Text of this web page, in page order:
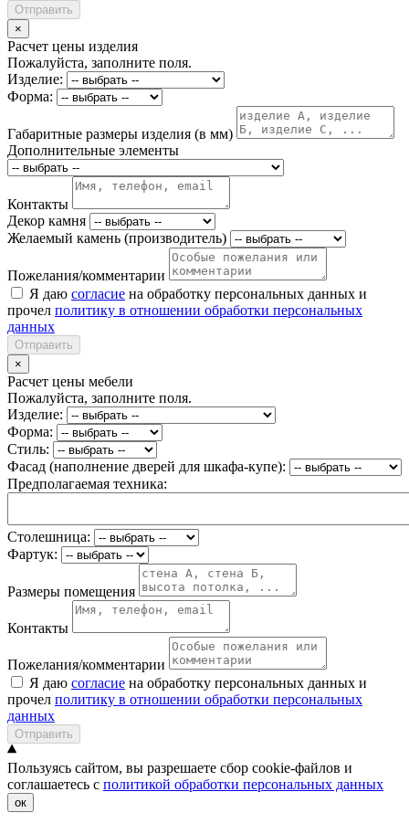
Отправить
×
Расчет цены изделия
Пожалуйста, заполните поля.
Изделие:
Форма:
Габаритные размеры изделия (в мм)
Дополнительные элементы
Контакты
Декор камня
Желаемый камень (производитель)
Пожелания/комментарии
Я даю согласие на обработку персональных данных и
прочел политику в отношении обработки персональных
данных
Отправить
×
Расчет цены мебели
Пожалуйста, заполните поля.
Изделие:
Форма:
Стиль:
Фасад (наполнение дверей для шкафа-купе):
Предполагаемая техника:
Столешница:
Фартук:
Размеры помещения
Контакты
Пожелания/комментарии
Я даю согласие на обработку персональных данных и
прочел политику в отношении обработки персональных
данных
Отправить
Пользуясь сайтом, вы разрешаете сбор cookie-файлов и
соглашаетесь с политикой обработки персональных данных
ок